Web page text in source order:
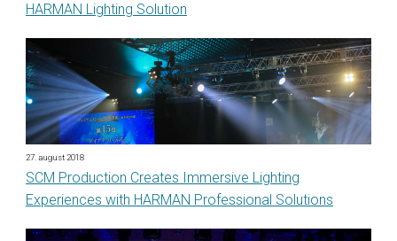
HARMAN Lighting Solution
27. august 2018
SCM Production Creates Immersive Lighting
Experiences with HARMAN Professional Solutions